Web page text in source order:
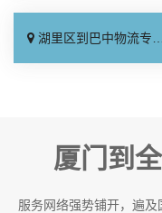
湖里区到巴中物流专线_一站式托运「多少公里」
厦门到
服务网络强势铺开，遍